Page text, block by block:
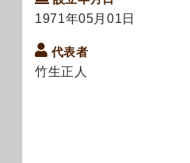
1971年05月01日
代表者
竹生正人